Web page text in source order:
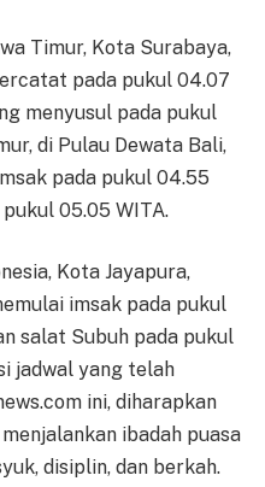
Timur, Kota Surabaya,
pada pukul 04.07
menyusul pada pukul
di Pulau Dewata Bali,
pada pukul 04.55
05.05 WITA.
Kota Jayapura,
imsak pada pukul
salat Subuh pada pukul
jadwal yang telah
ini, diharapkan
ibadah puasa
disiplin, dan berkah.